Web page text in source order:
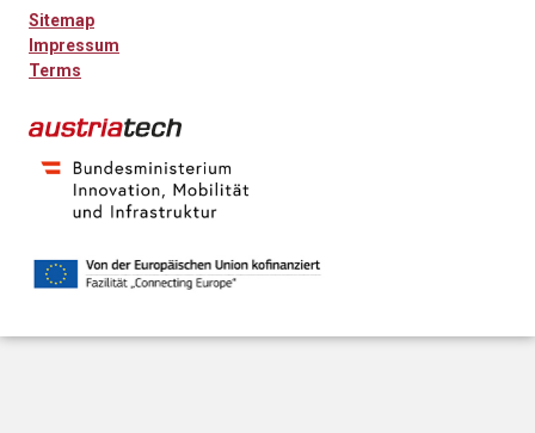
Sitemap
Impressum
Terms